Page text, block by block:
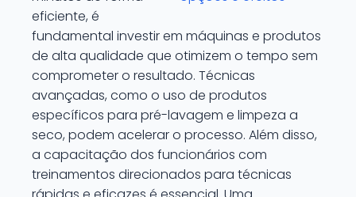
eficiente, é
fundamental investir em máquinas e produtos
de alta qualidade que otimizem o tempo sem
comprometer o resultado. Técnicas
avançadas, como o uso de produtos
específicos para pré-lavagem e limpeza a
seco, podem acelerar o processo. Além disso,
a capacitação dos funcionários com
treinamentos direcionados para técnicas